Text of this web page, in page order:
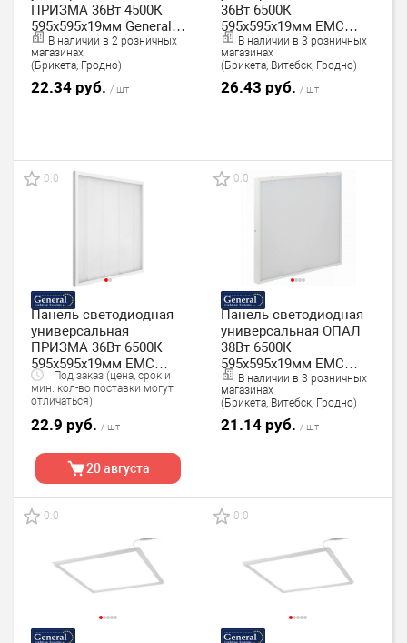
ПРИЗМА 36Вт 4500К
595х595х19мм General
GLL-600-36-IP40-4-LE
В наличии в 2 розничных
магазинах
(Брикета, Гродно)
22.34 руб. / шт
36Вт 6500К
595х595х19мм ЕМС
General GLL-600-36-IP40-
6-OP
В наличии в 3 розничных
магазинах
(Брикета, Витебск, Гродно)
26.43 руб. / шт
0.0
Панель светодиодная
универсальная
ПРИЗМА 36Вт 6500К
595х595х19мм ЕМС
General GLL-600-36-IP40-
6500К
Под заказ (цена, срок и
мин. кол-во поставки могут
отличаться)
22.9 руб. / шт
20 августа
0.0
Панель светодиодная
универсальная ОПАЛ
38Вт 6500К
595х595х19мм ЕМС
General GUNI-38BT-600-
IP40-6-OP
В наличии в 3 розничных
магазинах
(Брикета, Витебск, Гродно)
21.14 руб. / шт
0.0 0.0